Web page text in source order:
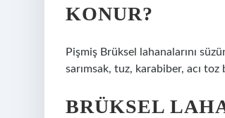
KONUR?
Pişmiş Brüksel lahanalarını
sarımsak, tuz, karabiber, acı
BRÜKSEL